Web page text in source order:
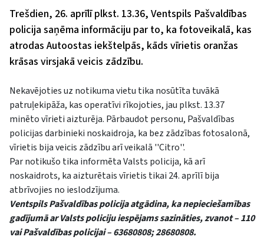
Trešdien, 26. aprīlī plkst. 13.36, Ventspils Pašvaldības
policija saņēma informāciju par to, ka fotoveikalā, kas
atrodas Autoostas iekštelpās, kāds vīrietis oranžas
krāsas virsjakā veicis zādzību.
Nekavējoties uz notikuma vietu tika nosūtīta tuvākā
patruļekipāža, kas operatīvi rīkojoties, jau plkst. 13.37
minēto vīrieti aizturēja. Pārbaudot personu, Pašvaldības
policijas darbinieki noskaidroja, ka bez zādzības fotosalonā,
vīrietis bija veicis zādzību arī veikalā ''Citro''.
Par notikušo tika informēta Valsts policija, kā arī
noskaidrots, ka aizturētais vīrietis tikai 24. aprīlī bija
atbrīvojies no ieslodzījuma.
Ventspils Pašvaldības policija atgādina, ka nepieciešamības
gadījumā ar Valsts policiju iespējams sazināties, zvanot – 110
vai Pašvaldības policijai – 63680808; 28680808.